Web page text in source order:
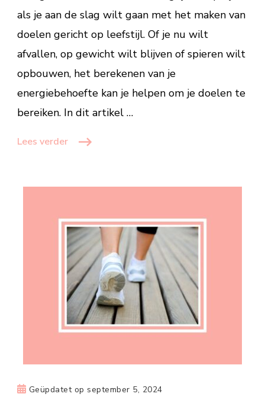
als je aan de slag wilt gaan met het maken van
doelen gericht op leefstijl. Of je nu wilt
afvallen, op gewicht wilt blijven of spieren wilt
opbouwen, het berekenen van je
energiebehoefte kan je helpen om je doelen te
bereiken. In dit artikel …
Lees verder
Geüpdatet op september 5, 2024